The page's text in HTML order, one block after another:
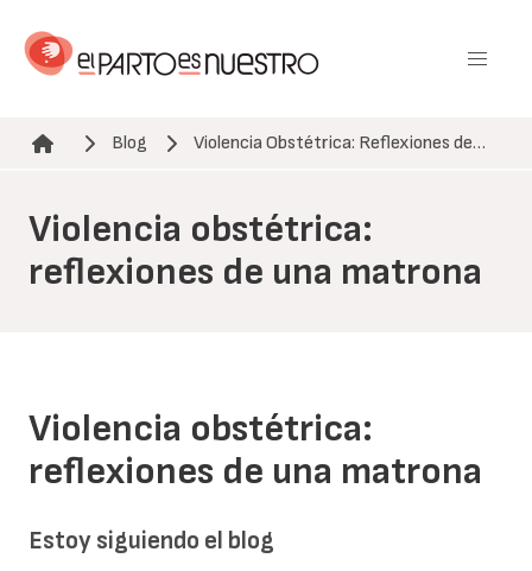
contenido
Ruta de navegación
Blog Violencia Obstétrica: Reflexiones de…
Violencia obstétrica:
reflexiones de una matrona
Violencia obstétrica:
reflexiones de una matrona
Estoy siguiendo el blog